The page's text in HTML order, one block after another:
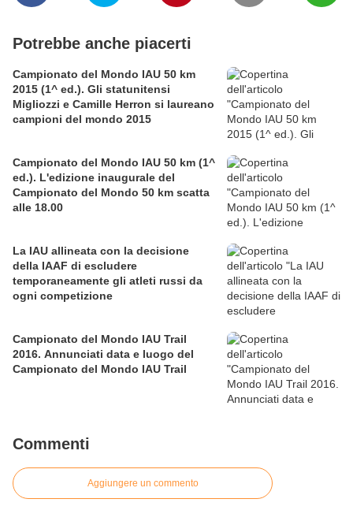
Potrebbe anche piacerti
Campionato del Mondo IAU 50 km
2015 (1^ ed.). Gli statunitensi
Migliozzi e Camille Herron si laureano
campioni del mondo 2015
Campionato del Mondo IAU 50 km (1^
ed.). L'edizione inaugurale del
Campionato del Mondo 50 km scatta
alle 18.00
La IAU allineata con la decisione
della IAAF di escludere
temporaneamente gli atleti russi da
ogni competizione
Campionato del Mondo IAU Trail
2016. Annunciati data e luogo del
Campionato del Mondo IAU Trail
Commenti
Aggiungere un commento